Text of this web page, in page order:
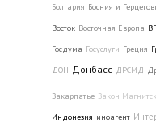
Болгария Босния и
Восток Восточная Европа
Госдума Госуслуги Греция
ДОН Донбасс ДРСМД
Закарпатье Закон
Индонезия иноагент